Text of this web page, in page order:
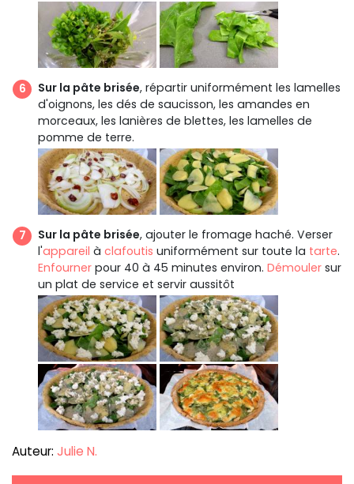
Sur la pâte brisée, répartir uniformément les lamelles
d'oignons, les dés de saucisson, les amandes en
morceaux, les lanières de blettes, les lamelles de
pomme de terre.
Sur la pâte brisée, ajouter le fromage haché. Verser
l'appareil à clafoutis uniformément sur toute la tarte.
Enfourner pour 40 à 45 minutes environ. Démouler sur
un plat de service et servir aussitôt
Auteur: Julie N.